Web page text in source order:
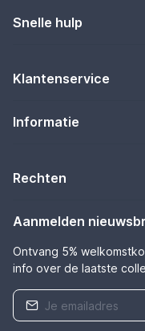
Snelle hulp
Klantenservice
Informatie
Rechten
Aanmelden
Ontvang 5%
info over de laatste